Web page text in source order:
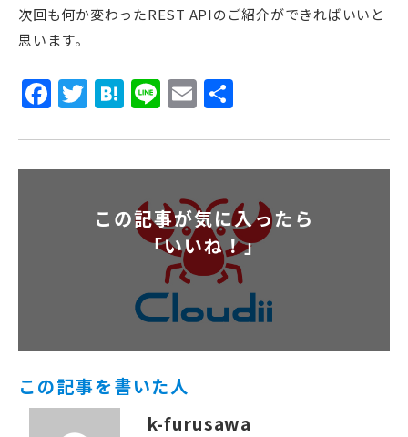
次回も何か変わったREST APIのご紹介ができればいいと
思います。
Facebook
Twitter
Hatena
LineEmail
この記事が気に入ったら
「いいね！」
この記事を書いた人
k-furusawa